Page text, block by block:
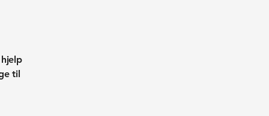
til